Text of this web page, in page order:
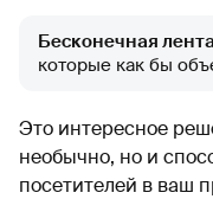
Бесконечная лента
которые как бы
Это интересное
необычно, но и
посетителей в ваш